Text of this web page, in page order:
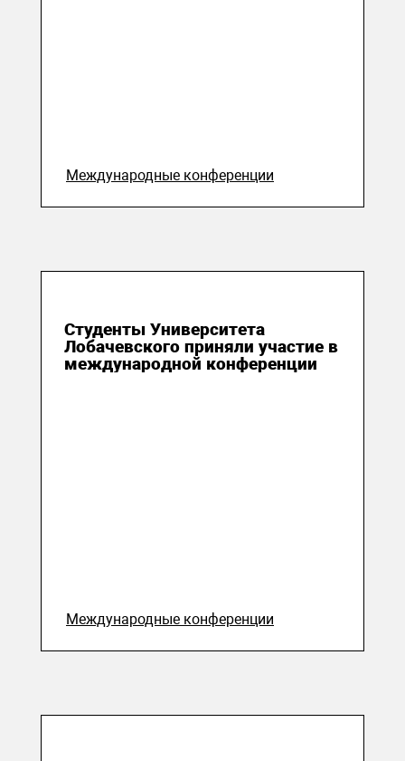
Международные конференции
Студенты Университета
Лобачевского приняли участие в
международной конференции
Международные конференции